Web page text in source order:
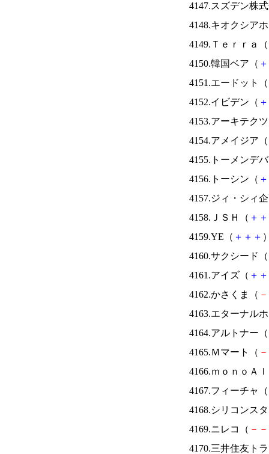
4147.スズデン株
4148.キオクシア
4149.Ｔｅｒｒａ（
4150.韓国ベア（ ＋
4151.エードット（
4152.イビデン（ ＋
4153.アーキテク
4154.アメイジア（
4155.トーメンデ
4156.トーシン（ ＋
4157.ジィ・シィ
4158.ＪＳＨ（ ＋ ＋
4159.YE（ ＋ ＋ ＋
4160.サクシード（
4161.アイズ（ ＋ ＋
4162.かさくま（ －
4163.エターナル
4164.アルトナー（
4165.Ｍマート（ －
4166.ｍｏｎｏＡ
4167.フィーチャ（
4168.シリコンス
4169.ニレコ（ － －
4170.三井住友ト